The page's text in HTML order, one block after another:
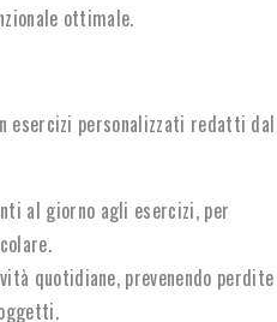
ottimale.
esercizi personalizzati redatti dal
al giorno agli esercizi, per
quotidiane, prevenendo perdite